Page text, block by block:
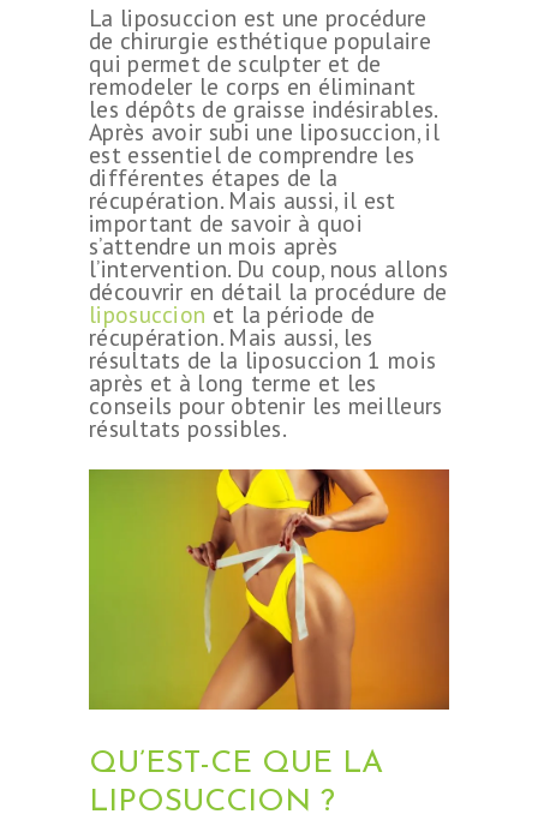
‍La liposuccion est une procédure
de chirurgie esthétique populaire
qui permet de sculpter et de
remodeler le corps en éliminant
les dépôts de graisse indésirables.
Après avoir subi une liposuccion, il
est essentiel de comprendre les
différentes étapes de la
récupération. Mais aussi, il est
important de savoir à quoi
s’attendre un mois après
l’intervention. Du coup, nous allons
découvrir en détail la procédure de
liposuccion et la période de
récupération. Mais aussi, les
résultats de la liposuccion 1 mois
après et à long terme et les
conseils pour obtenir les meilleurs
résultats possibles.
QU’EST-CE QUE LA
LIPOSUCCION ?